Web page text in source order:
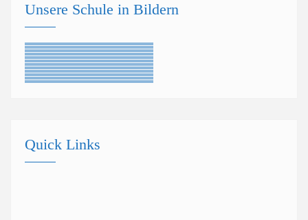
Unsere Schule in Bildern
Quick Links